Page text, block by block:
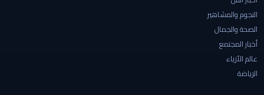
النجوم والمشاهير
الصحة والجمال
أخبار المجتمع
عالم الأزياء
الرياضة